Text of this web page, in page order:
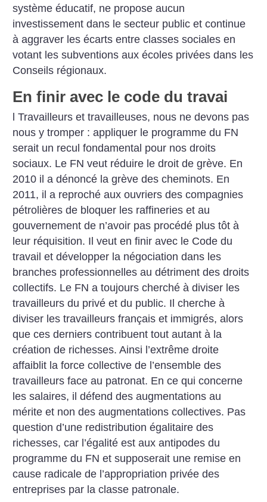
système éducatif, ne propose aucun
investissement dans le secteur public et continue
à aggraver les écarts entre classes sociales en
votant les subventions aux écoles privées dans les
Conseils régionaux.
En finir avec le code du travai
l Travailleurs et travailleuses, nous ne devons pas
nous y tromper : appliquer le programme du FN
serait un recul fondamental pour nos droits
sociaux. Le FN veut réduire le droit de grève. En
2010 il a dénoncé la grève des cheminots. En
2011, il a reproché aux ouvriers des compagnies
pétrolières de bloquer les raffineries et au
gouvernement de n’avoir pas procédé plus tôt à
leur réquisition. Il veut en finir avec le Code du
travail et développer la négociation dans les
branches professionnelles au détriment des droits
collectifs. Le FN a toujours cherché à diviser les
travailleurs du privé et du public. Il cherche à
diviser les travailleurs français et immigrés, alors
que ces derniers contribuent tout autant à la
création de richesses. Ainsi l’extrême droite
affaiblit la force collective de l’ensemble des
travailleurs face au patronat. En ce qui concerne
les salaires, il défend des augmentations au
mérite et non des augmentations collectives. Pas
question d’une redistribution égalitaire des
richesses, car l’égalité est aux antipodes du
programme du FN et supposerait une remise en
cause radicale de l’appropriation privée des
entreprises par la classe patronale.